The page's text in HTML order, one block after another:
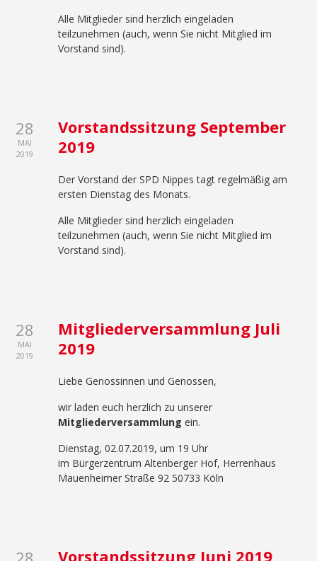
Alle Mitglieder sind herzlich eingeladen
teilzunehmen (auch, wenn Sie nicht Mitglied im
Vorstand sind).
28
MAI
2019
Vorstandssitzung September
2019
Der Vorstand der SPD Nippes tagt regelmäßig am
ersten Dienstag des Monats.
Alle Mitglieder sind herzlich eingeladen
teilzunehmen (auch, wenn Sie nicht Mitglied im
Vorstand sind).
28
MAI
2019
Mitgliederversammlung Juli
2019
Liebe Genossinnen und Genossen,
wir laden euch herzlich zu unserer
Mitgliederversammlung ein.
Dienstag, 02.07.2019, um 19 Uhr
im Bürgerzentrum Altenberger Hof, Herrenhaus
Mauenheimer Straße 92 50733 Köln
Vorstandssitzung Juni 2019